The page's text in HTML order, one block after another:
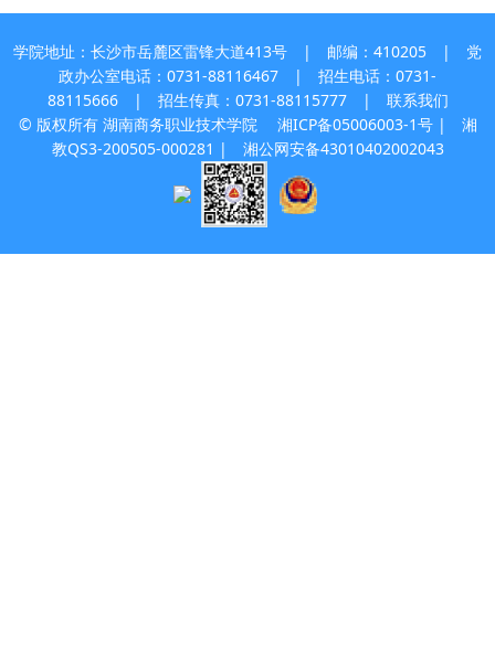
学院地址：长沙市岳麓区雷锋大道413号 | 邮编：410205 | 党
政办公室电话：0731-88116467 | 招生电话：0731-
88115666 | 招生传真：0731-88115777 | 联系我们
© 版权所有 湖南商务职业技术学院
湘ICP备05006003-1号 | 湘
教QS3-200505-000281 | 湘公网安备43010402002043